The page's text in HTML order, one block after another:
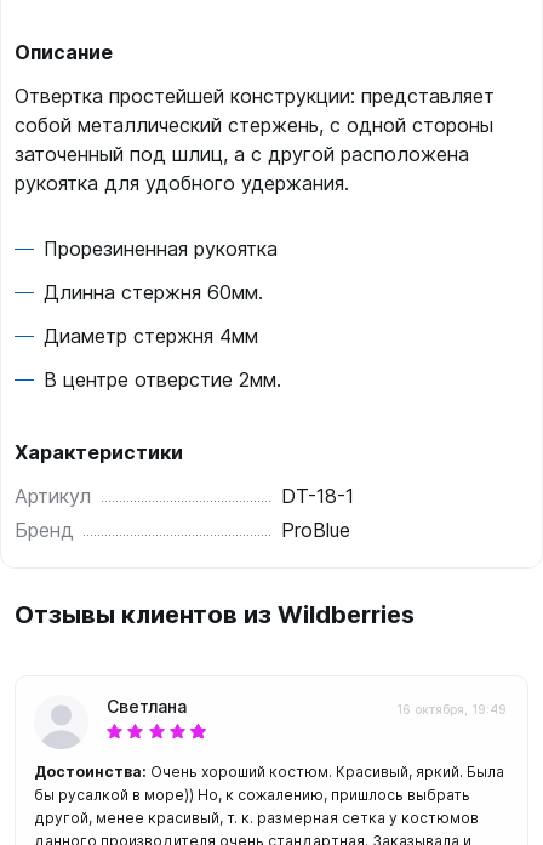
Описание
Отвертка простейшей конструкции: представляет
собой металлический стержень, с одной стороны
заточенный под шлиц, а с другой расположена
рукоятка для удобного удержания.
Прорезиненная рукоятка
Длинна стержня 60мм.
Диаметр стержня 4мм
В центре отверстие 2мм.
Характеристики
Артикул
DT-18-1
Бренд
ProBlue
Отзывы клиентов из Wildberries
Светлана 16 октября, 19:49
Достоинства: Очень хороший костюм. Красивый, яркий. Была
бы русалкой в море)) Но, к сожалению, пришлось выбрать
другой, менее красивый, т. к. размерная сетка у костюмов
данного производителя очень стандартная. Заказывала и